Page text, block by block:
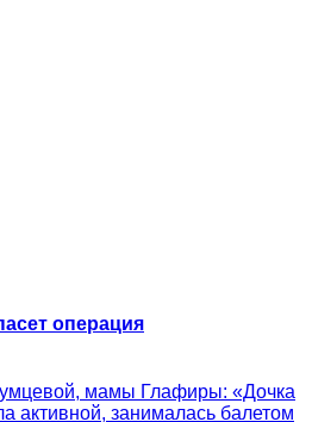
операция
мамы Глафиры: «Дочка
активной, занималась балетом